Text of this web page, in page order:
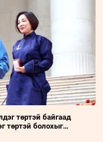
төртэй байгаад
төртэй болохыг